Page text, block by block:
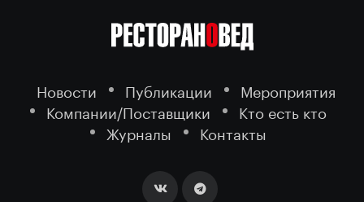
Новости Публикации
Мероприятия
Компании/Поставщики
Кто есть кто
Журналы
Контакты